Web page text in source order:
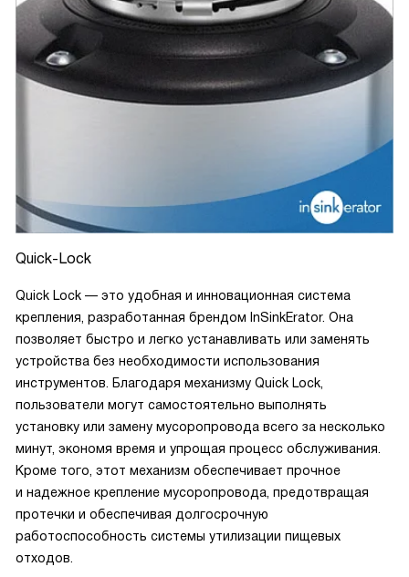
Quick-Lock
Quick Lock — это удобная и инновационная система
крепления, разработанная брендом InSinkErator. Она
позволяет быстро и легко устанавливать или заменять
устройства без необходимости использования
инструментов. Благодаря механизму Quick Lock,
пользователи могут самостоятельно выполнять
установку или замену мусоропровода всего за несколько
минут, экономя время и упрощая процесс обслуживания.
Кроме того, этот механизм обеспечивает прочное
и надежное крепление мусоропровода, предотвращая
протечки и обеспечивая долгосрочную
работоспособность системы утилизации пищевых
отходов.